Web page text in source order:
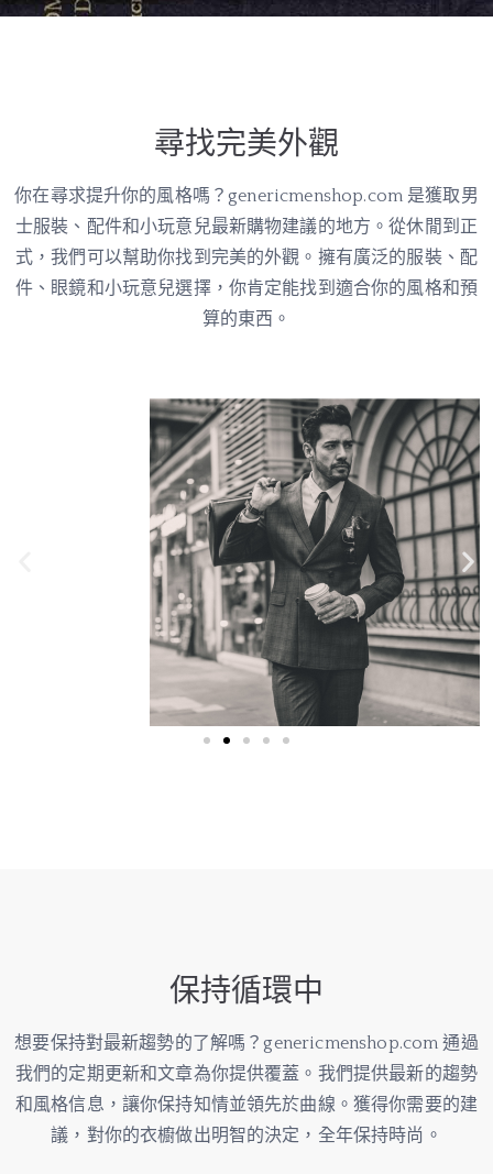
尋找完美外觀
你在尋求提升你的風格嗎？genericmenshop.com 是獲取男
士服裝、配件和小玩意兒最新購物建議的地方。從休閒到正
式，我們可以幫助你找到完美的外觀。擁有廣泛的服裝、配
件、眼鏡和小玩意兒選擇，你肯定能找到適合你的風格和預
算的東西。
保持循環中
想要保持對最新趨勢的了解嗎？genericmenshop.com 通過
我們的定期更新和文章為你提供覆蓋。我們提供最新的趨勢
和風格信息，讓你保持知情並領先於曲線。獲得你需要的建
議，對你的衣櫥做出明智的決定，全年保持時尚。